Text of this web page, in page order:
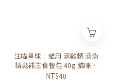
汪喵星球｜貓用 滴雞精 滴魚
精滋補主食餐包 40g 貓咪主
食餐包 滴雞精主食餐包
NT$48